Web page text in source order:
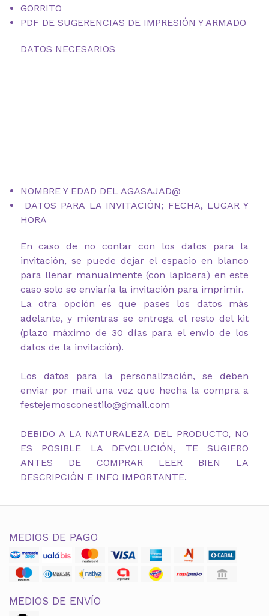
GORRITO
PDF DE SUGERENCIAS DE IMPRESIÓN Y ARMADO
DATOS NECESARIOS
NOMBRE Y EDAD DEL AGASAJAD@
DATOS PARA LA INVITACIÓN; FECHA, LUGAR Y
HORA
En caso de no contar con los datos para la
invitación, se puede dejar el espacio en blanco
para llenar manualmente (con lapicera) en este
caso solo se enviaría la invitación para imprimir.
La otra opción es que pases los datos más
adelante, y mientras se entrega el resto del kit
(plazo máximo de 30 días para el envío de los
datos de la invitación).
Los datos para la personalización, se deben
enviar por mail una vez que hecha la compra a
festejemosconestilo@gmail.com
DEBIDO A LA NATURALEZA DEL PRODUCTO, NO
ES POSIBLE LA DEVOLUCIÓN, TE SUGIERO
ANTES DE COMPRAR LEER BIEN LA
DESCRIPCIÓN E INFO IMPORTANTE.
MEDIOS DE PAGO
MEDIOS DE ENVÍO